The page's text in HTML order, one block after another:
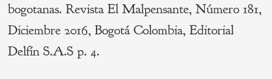
bogotanas. Revista El Malpensante, Número 181,
Diciembre 2016, Bogotá Colombia, Editorial
Delfín S.A.S p. 4.